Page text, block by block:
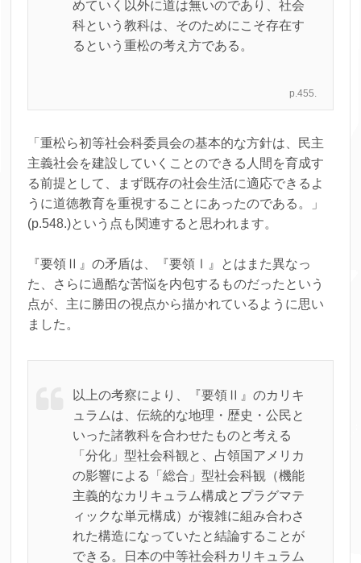
めていく以外に道は無いのであり、社会
科という教科は、そのためにこそ存在す
るという重松の考え方である。
p.455.
「重松ら初等社会科委員会の基本的な方針は、民主
主義社会を建設していくことのできる人間を育成す
る前提として、まず既存の社会生活に適応できるよ
うに道徳教育を重視することにあったのである。」
(p.548.)という点も関連すると思われます。
『要領Ⅱ』の矛盾は、『要領Ⅰ』とはまた異なっ
た、さらに過酷な苦悩を内包するものだったという
点が、主に勝田の視点から描かれているように思い
ました。
以上の考察により、『要領Ⅱ』のカリキ
ュラムは、伝統的な地理・歴史・公民と
いった諸教科を合わせたものと考える
「分化」型社会科観と、占領国アメリカ
の影響による「総合」型社会科観（機能
主義的なカリキュラム構成とプラグマテ
ィックな単元構成）が複雑に組み合わさ
れた構造になっていたと結論することが
できる。日本の中等社会科カリキュラム